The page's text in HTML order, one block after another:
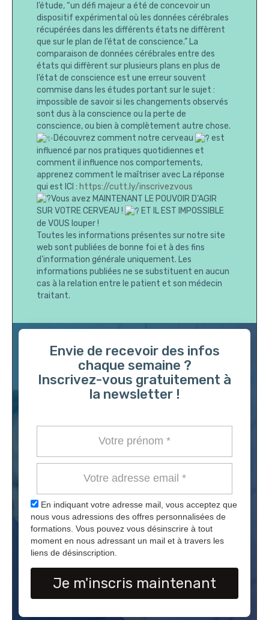
l’étude, “un défi majeur a été de concevoir un
dispositif expérimental où les données cérébrales
récupérées dans les différents états ne diffèrent
que sur le plan de l’état de conscience.” La
comparaison de données cérébrales entre des
états qui diffèrent sur plusieurs plans en plus de
l’état de conscience est une erreur souvent
commise dans les études portant sur le sujet :
impossible de savoir si les changements observés
sont dus à la conscience ou la perte de
conscience, ou bien à complètement autre chose.
Découvrez comment notre cerveau
est
influencé par nos pratiques quotidiennes et
comment il influence nos comportements,
apprenez comment le maîtriser avec La réponse
qui est ICI : https://cutt.ly/inscrivezvous
Vous avez MAINTENANT LE POUVOIR D’AGIR
SUR VOTRE CERVEAU !
ET IL EST IMPOSSIBLE
de VOUS louper !
Toutes les informations présentes sur notre site
web sont publiées de bonne foi et à des fins
d'information générale uniquement. Les
informations publiées ne se substituent en aucun
cas à la relation entre le patient et son médecin
traitant.
Envie de recevoir des infos
chaque semaine ?
Inscrivez-vous gratuitement à
la newsletter !
En indiquant votre adresse mail, vous acceptez que
nous vous adressions des offres personnalisées de
formations. Vous pouvez vous désinscrire à tout
moment en nous adressant un mail et à travers les
liens de désinscription.
Je m'inscris maintenant